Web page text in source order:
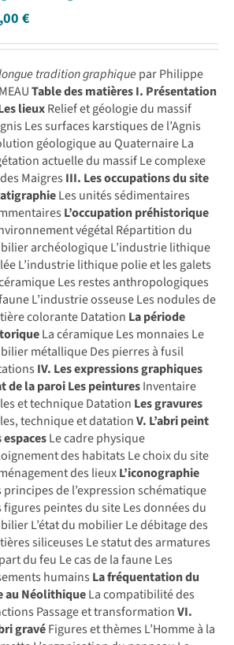
€
tradition graphique par Philippe
Table des matièresI. Présentation
lieuxRelief et géologie du massif
Les surfaces karstiques de l’Agnis
géologique au Quaternaire La
actuelle du massif Le complexe
Maigres III. Les occupations du site
Les unités sédimentaires
L’occupation préhistorique
végétal Répartition du
archéologique L’industrie lithique
L’industrie lithique polie et les galets
Les restes anthropologiques
L’industrie osseuse Les nodules de
colorante Datation La période
La céramique Les monnaies Le
métallique Des pierres à fusil
IV. Les expressions graphiques
de la paroiLes peinturesInventaire
et technique Datation Les gravures
technique et datationV. L’abri peint
espacesLe cadre physique
des habitats Le choix du site
des lieuxL’iconographie
principes de l’expression schématique
figures peintes du site Les données du
L’état du mobilier Le débitage des
siliceuses Le statut des armatures
du feu Le cas de la faune Les
humains La fréquentation du
au NéolithiqueLa compatibilité des
Passage et transformationVI.
gravéFigures et thèmes L’Homme à la